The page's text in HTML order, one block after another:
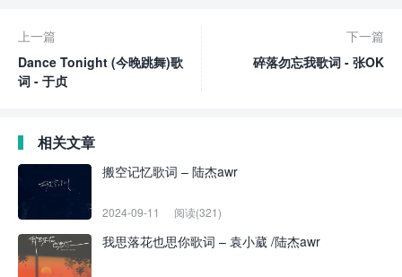
上一篇
Dance Tonight (今晚跳舞)歌
词 - 于贞
下一篇
碎落勿忘我歌词 - 张OK
相关文章
搬空记忆歌词 – 陆杰awr
2024-09-11 阅读(321)
我思落花也思你歌词 – 袁小葳 /陆杰awr